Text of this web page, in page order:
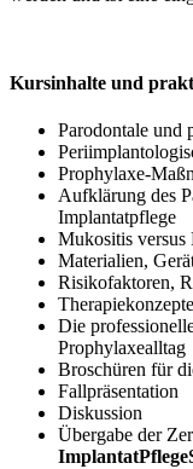
Kursinhalte und
Parodontale und
Prophylaxe-
Aufklärung des
Implantatpflege
Mukositis versus
Materialien,
Risikofaktoren,
Therapiekonzepte
Die
Prophylaxealltag
Broschüren für
Fallpräsentation
Diskussion
Übergabe der